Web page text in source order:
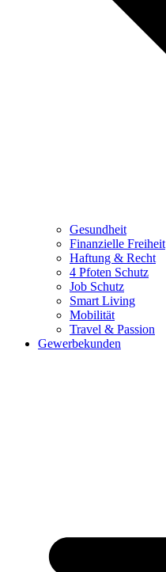
Gesundheit
Finanzielle Freiheit
Haftung & Recht
4 Pfoten Schutz
Job Schutz
Smart Living
Mobilität
Travel & Passion
Gewerbekunden